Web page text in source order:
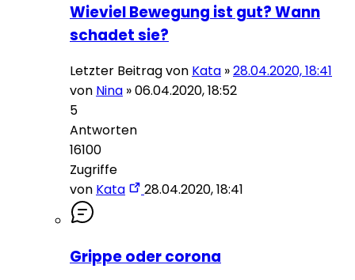
Wieviel Bewegung ist gut? Wann
schadet sie?
Letzter Beitrag von Kata »28.04.2020, 18:41
von Nina »06.04.2020, 18:52
5
Antworten
16100
Zugriffe
von Kata 28.04.2020, 18:41
Grippe oder corona